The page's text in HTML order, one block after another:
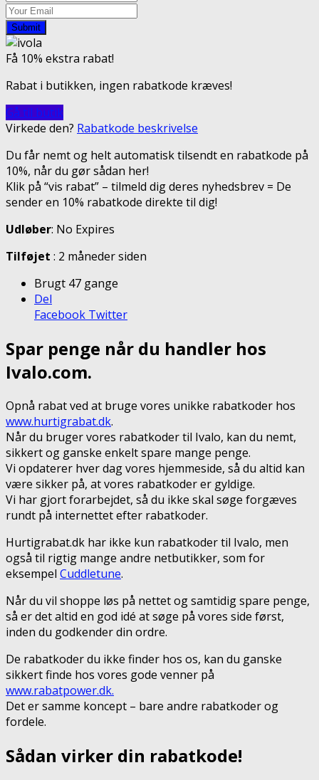
Submit
Få 10% ekstra rabat!
Rabat i butikken, ingen rabatkode kræves!
Gå til butik
Virkede den? Rabatkode beskrivelse
Du får nemt og helt automatisk tilsendt en rabatkode på
10%, når du gør sådan her!
Klik på “vis rabat” – tilmeld dig deres nyhedsbrev = De
sender en 10% rabatkode direkte til dig!
Udløber: No Expires
Tilføjet : 2 måneder siden
Brugt 47 gange
Del
Facebook Twitter
Spar penge når du handler hos
Ivalo.com.
Opnå rabat ved at bruge vores unikke rabatkoder hos
www.hurtigrabat.dk.
Når du bruger vores rabatkoder til Ivalo, kan du nemt,
sikkert og ganske enkelt spare mange penge.
Vi opdaterer hver dag vores hjemmeside, så du altid kan
være sikker på, at vores rabatkoder er gyldige.
Vi har gjort forarbejdet, så du ikke skal søge forgæves
rundt på internettet efter rabatkoder.
Hurtigrabat.dk har ikke kun rabatkoder til Ivalo, men
også til rigtig mange andre netbutikker, som for
eksempel Cuddletune.
Når du vil shoppe løs på nettet og samtidig spare penge,
så er det altid en god idé at søge på vores side først,
inden du godkender din ordre.
De rabatkoder du ikke finder hos os, kan du ganske
sikkert finde hos vores gode venner på
www.rabatpower.dk.
Det er samme koncept – bare andre rabatkoder og
fordele.
Sådan virker din rabatkode!